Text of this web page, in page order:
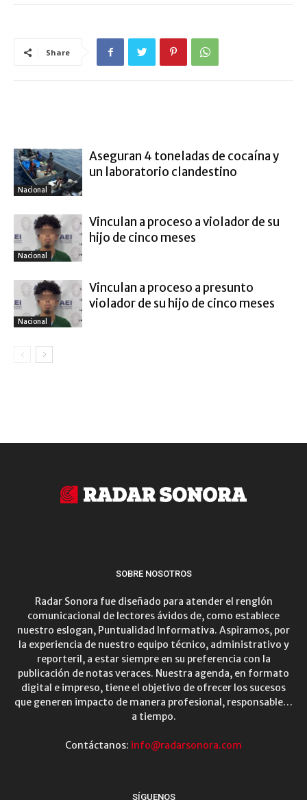
Share
Nacional
Aseguran 4 toneladas de cocaína y
un laboratorio clandestino
Nacional
Vinculan a proceso a violador de su
hijo de cinco meses
Nacional
Vinculan a proceso a presunto
violador de su hijo de cinco meses
SOBRE NOSOTROS
Radar Sonora fue diseñado para atender el renglón
comunicacional de lectores ávidos de, como establece
nuestro eslogan, Puntualidad Informativa. Aspiramos, por
la experiencia de nuestro equipo técnico, administrativo y
reporteril, a estar siempre en su preferencia con la
publicación de notas veraces. Nuestra agenda, en formato
digital e impreso, tiene el objetivo de ofrecer los sucesos
que generen impacto de manera profesional, responsable…
a tiempo.
Contáctanos: info@radarsonora.com
SÍGUENOS